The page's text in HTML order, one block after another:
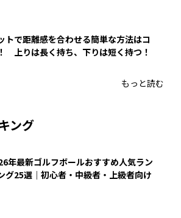
トで距離感を合わせる簡単な方法はコ
上りは長く持ち、下りは短く持つ！
もっと読む
ング
年最新ゴルフボールおすすめ人気ラン
グ25選｜初心者・中級者・上級者向け